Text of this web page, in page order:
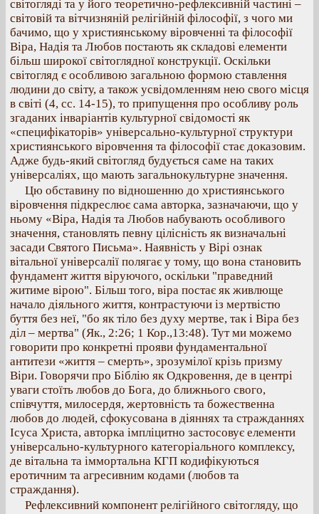
світогляді та у його теоретично-рефлексивній частині –
світовій та вітчизняній релігійній філософії, з чого ми
бачимо, що у християнському віровченні та філософії
Віра, Надія та Любов постають як складові елементи
більш широкої світоглядної конструкції. Оскільки
світогляд є особливою загальною формою ставлення
людини до світу, а також усвідомленням нею свого місця
в світі (4, сс. 14-15), то припущення про особливу роль
згаданих інваріантів культурної свідомості як
«специфікаторів» універсально-культурної структури
християнського віровчення та філософії стає доказовим.
Адже будь-який світогляд будується саме на таких
універсаліях, що мають загальнокультурне значення.
Цю обставину по відношенню до християнського
віровчення підкреслює сама авторка, зазначаючи, що у
ньому «Віра, Надія та Любов набувають особливого
значення, становлять певну цілісність як визначальні
засади Святого Письма». Наявність у Вірі ознак
вітальної універсалії полягає у тому, що вона становить
фундамент життя віруючого, оскільки "праведний
житиме вірою". Більш того, віра постає як живлюще
начало діяльного життя, контрастуючи із мертвістю
буття без неї, "бо як тіло без духу мертве, так і Віра без
діл – мертва" (Як., 2:26; 1 Кор.,13:48). Тут ми можемо
говорити про конкретні прояви фундаментальної
антитези «життя – смерть», зрозумілої крізь призму
Віри. Говорячи про Біблію як Одкровення, де в центрі
уваги стоїть любов до Бога, до ближнього свого,
співчуття, милосердя, жертовність та божественна
любов до людей, сфокусована в діяннях та стражданнях
Ісуса Христа, авторка імпліцитно застосовує елементи
універсально-культурного категоріального комплексу,
де вітальна та іммортальна КГП кодифікуються
еротичним та агресивним кодами (любов та
страждання).
Рефлексивний компонент релігійного світогляду, що